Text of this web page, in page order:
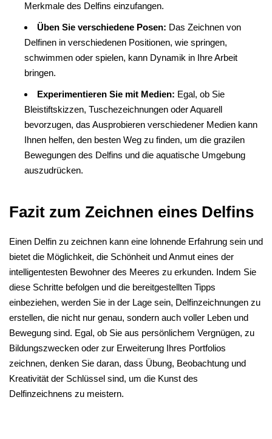
Merkmale des Delfins einzufangen.
Üben Sie verschiedene Posen: Das Zeichnen von
Delfinen in verschiedenen Positionen, wie springen,
schwimmen oder spielen, kann Dynamik in Ihre Arbeit
bringen.
Experimentieren Sie mit Medien: Egal, ob Sie
Bleistiftskizzen, Tuschezeichnungen oder Aquarell
bevorzugen, das Ausprobieren verschiedener Medien kann
Ihnen helfen, den besten Weg zu finden, um die grazilen
Bewegungen des Delfins und die aquatische Umgebung
auszudrücken.
Fazit zum Zeichnen eines Delfins
Einen Delfin zu zeichnen kann eine lohnende Erfahrung sein und
bietet die Möglichkeit, die Schönheit und Anmut eines der
intelligentesten Bewohner des Meeres zu erkunden. Indem Sie
diese Schritte befolgen und die bereitgestellten Tipps
einbeziehen, werden Sie in der Lage sein, Delfinzeichnungen zu
erstellen, die nicht nur genau, sondern auch voller Leben und
Bewegung sind. Egal, ob Sie aus persönlichem Vergnügen, zu
Bildungszwecken oder zur Erweiterung Ihres Portfolios
zeichnen, denken Sie daran, dass Übung, Beobachtung und
Kreativität der Schlüssel sind, um die Kunst des
Delfinzeichnens zu meistern.